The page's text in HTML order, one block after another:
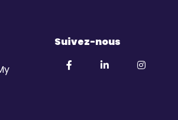
Suivez-nous